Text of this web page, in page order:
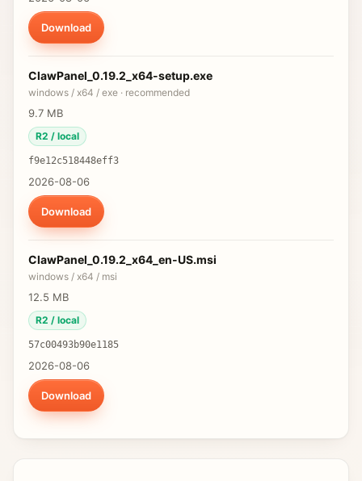
Download
ClawPanel_0.19.2_x64-setup.exe
windows / x64 / exe · recommended
9.7 MB
R2 / local
f9e12c518448eff3
2026-08-06
Download
ClawPanel_0.19.2_x64_en-US.msi
windows / x64 / msi
12.5 MB
R2 / local
57c00493b90e1185
2026-08-06
Download